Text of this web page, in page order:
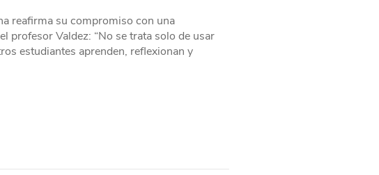
reafirma su compromiso con una
profesor Valdez: “No se trata solo de usar
estudiantes aprenden, reflexionan y